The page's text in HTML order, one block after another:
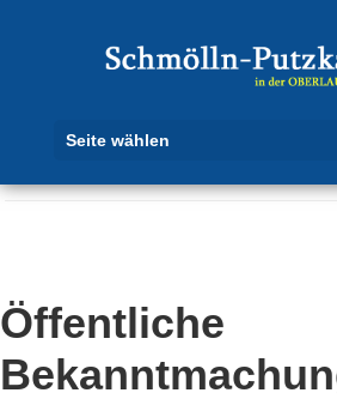
Seite wählen
Öffentliche